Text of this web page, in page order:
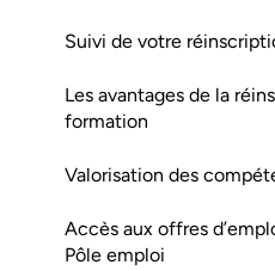
Suivi de votre
Les avantages de la
formation
Valorisation des
Accès aux offres
Pôle emploi